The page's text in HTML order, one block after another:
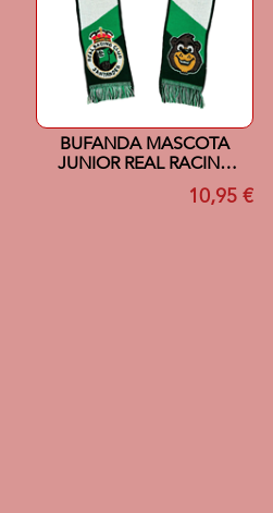
BUFANDA MASCOTA
JUNIOR REAL RACING
CLUB SANTANDER10,95 €